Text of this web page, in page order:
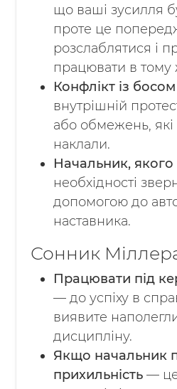
що ваші зусилля
проте це
розслаблятися і
працювати в тому
Конфлікт із босом
внутрішній
або обмежень, які
наклали.
Начальник, якого
необхідності
допомогою до
наставника.
Сонник
Працювати під
— до успіху в
виявите
дисципліну.
Якщо начальник
прихильність — це